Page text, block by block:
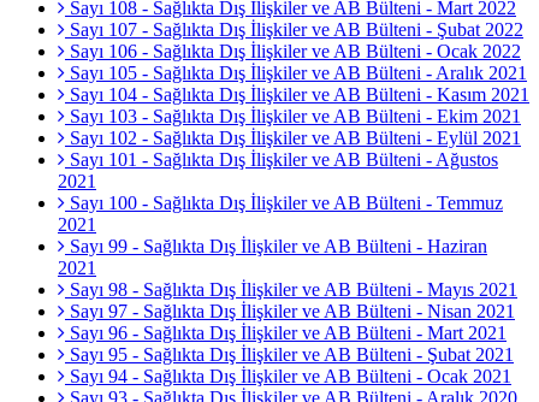
Sayı 108 - Sağlıkta Dış İlişkiler ve AB Bülteni - Mart 2022
Sayı 107 - Sağlıkta Dış İlişkiler ve AB Bülteni - Şubat 2022
Sayı 106 - Sağlıkta Dış İlişkiler ve AB Bülteni - Ocak 2022
Sayı 105 - Sağlıkta Dış İlişkiler ve AB Bülteni - Aralık 2021
Sayı 104 - Sağlıkta Dış İlişkiler ve AB Bülteni - Kasım 2021
Sayı 103 - Sağlıkta Dış İlişkiler ve AB Bülteni - Ekim 2021
Sayı 102 - Sağlıkta Dış İlişkiler ve AB Bülteni - Eylül 2021
Sayı 101 - Sağlıkta Dış İlişkiler ve AB Bülteni - Ağustos
2021
Sayı 100 - Sağlıkta Dış İlişkiler ve AB Bülteni - Temmuz
2021
Sayı 99 - Sağlıkta Dış İlişkiler ve AB Bülteni - Haziran
2021
Sayı 98 - Sağlıkta Dış İlişkiler ve AB Bülteni - Mayıs 2021
Sayı 97 - Sağlıkta Dış İlişkiler ve AB Bülteni - Nisan 2021
Sayı 96 - Sağlıkta Dış İlişkiler ve AB Bülteni - Mart 2021
Sayı 95 - Sağlıkta Dış İlişkiler ve AB Bülteni - Şubat 2021
Sayı 94 - Sağlıkta Dış İlişkiler ve AB Bülteni - Ocak 2021
Sayı 93 - Sağlıkta Dış İlişkiler ve AB Bülteni - Aralık 2020